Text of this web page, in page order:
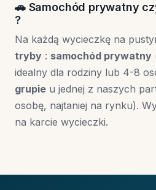
🚗 Samochód prywatny
?
Na każdą wycieczkę na
tryby : samochód prywatny
idealny dla rodziny lub 4-8
grupie u jednej z naszych
osobę, najtaniej na rynku).
na karcie wycieczki.